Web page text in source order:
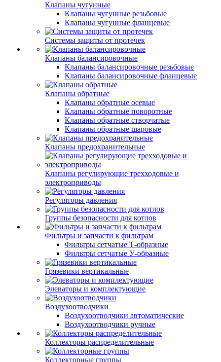
Клапаны чугунные
Клапаны чугунные резьбовые
Клапаны чугунные фланцевые
Системы защиты от протечек
Клапаны балансировочные
Клапаны балансировочные резьбовые
Клапаны балансировочные фланцевые
Клапаны обратные
Клапаны обратные осевые
Клапаны обратные поворотные
Клапаны обратные створчатые
Клапаны обратные шаровые
Клапаны предохранительные
Клапаны регулирующие трехходовые и
электроприводы
Регуляторы давления
Группы безопасности для котлов
Фильтры и запчасти к фильтрам
Фильтры сетчатые Т-образные
Фильтры сетчатые У-образные
Грязевики вертикальные
Элеваторы и комплектующие
Воздухоотводчики
Воздухоотводчики автоматические
Воздухоотводчики ручные
Коллекторы распределительные
Коллекторные группы